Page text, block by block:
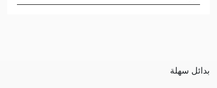
بدائل سهلة